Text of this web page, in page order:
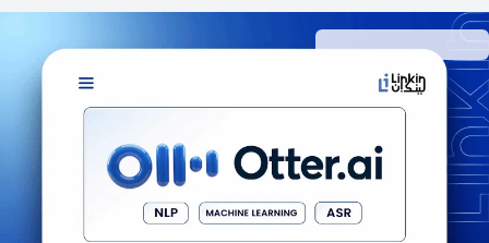
اشترك الآن في Otter Pro